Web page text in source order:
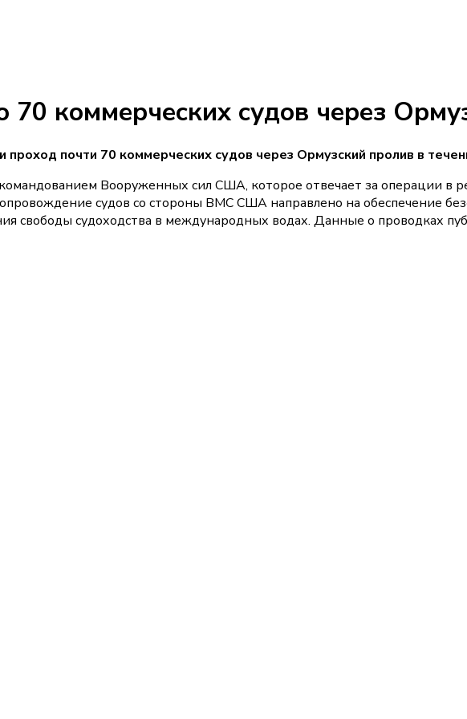
коммерческих судов через
почти 70 коммерческих судов через Ормузский пролив в
Вооруженных сил США, которое отвечает за операции в
судов со стороны ВМС США направлено на обеспечение
свободы судоходства в международных водах. Данные о проводках